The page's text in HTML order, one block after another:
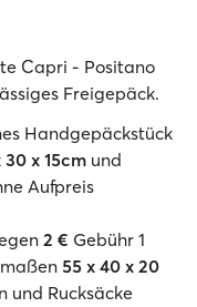
Capri - Positano
Freigepäck.
Handgepäckstück
30 x 15cm und
Aufpreis
2 € Gebühr 1
55 x 40 x 20
und Rucksäcke